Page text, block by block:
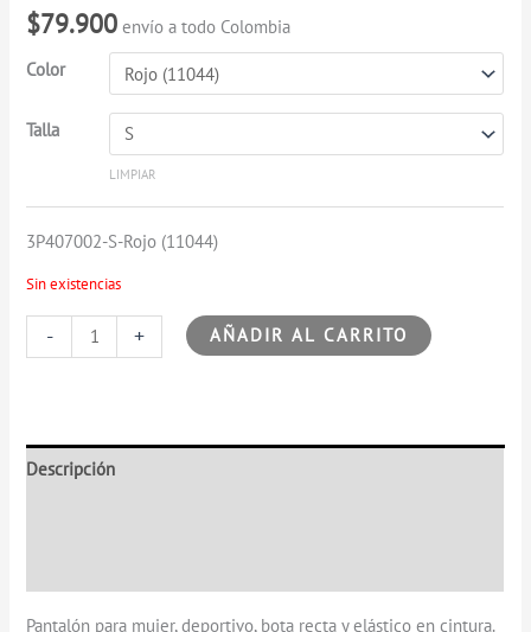
$79.900 envío a todo Colombia
Color
Talla
LIMPIAR
3P407002-S-Rojo (11044)
Sin existencias
- + AÑADIR AL CARRITO
Descripción
Pantalón para mujer, deportivo, bota recta y elástico en cintura.